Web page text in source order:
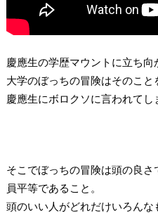
慶應生の学歴マウントに立ち
大学のぼっちの冒険はそのこと
慶應生にボロクソに言われてし
そこでぼっちの冒険は頭の良
員平等であること。
頭のいい人がどれだけいろんな